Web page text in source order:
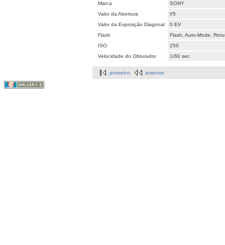
Marca
SONY
Valor da Abertura
f/5
Valor da Exposição Diagonal
0 EV
Flash
Flash, Auto-Mode,
ISO
250
Velocidade do Obturador
1/60 sec
primeiro anterior